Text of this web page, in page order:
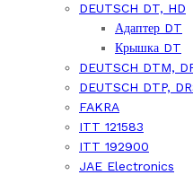
DEUTSCH DT, HD
Адаптер DT
Крышка DT
DEUTSCH DTM,
DEUTSCH DTP,
FAKRA
ITT 121583
ITT 192900
JAE Electronics